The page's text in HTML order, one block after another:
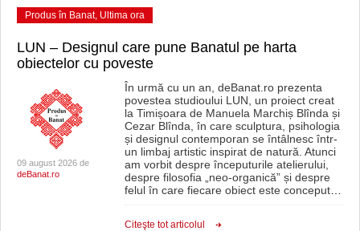
Produs în Banat, Ultima ora
LUN – Designul care pune Banatul pe harta
obiectelor cu poveste
09 august 2026 de
deBanat.ro
În urmă cu un an, deBanat.ro prezenta
povestea studioului LUN, un proiect creat
la Timișoara de Manuela Marchiș Blînda și
Cezar Blînda, în care sculptura, psihologia
și designul contemporan se întâlnesc într-
un limbaj artistic inspirat de natură. Atunci
am vorbit despre începuturile atelierului,
despre filosofia „neo-organică” și despre
felul în care fiecare obiect este conceput…
Citeşte tot articolul